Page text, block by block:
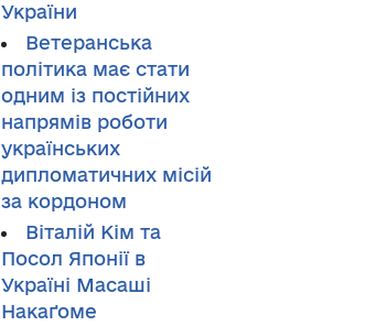
України
Ветеранська
політика має стати
одним із постійних
напрямів роботи
українських
дипломатичних місій
за кордоном
Віталій Кім та
Посол Японії в
Україні Масаші
Накаґоме